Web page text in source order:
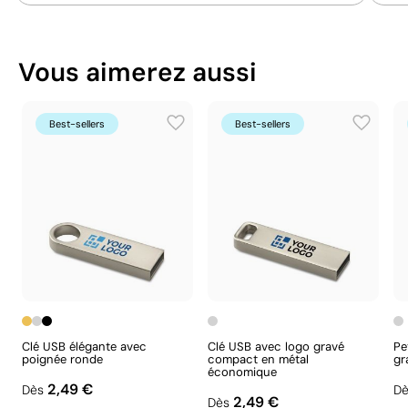
Pays d’origine - Points: 10 / 10
grande proximité du marché et des normes
Aspects à améliorer
Matériau - Points: 0 / 40
Aucune caractéristique relevant de l'économie
circulaire n'a été identifiée dans le composant
principal du produit.
Certification du produit - Points: 0 / 20
Vous aimerez aussi
Best-sellers
Clé USB élégante avec
poignée ronde
Dès 2,49 €
Best-sellers
Clé USB avec logo gravé
compact en métal
économique
Dès 2,49 €